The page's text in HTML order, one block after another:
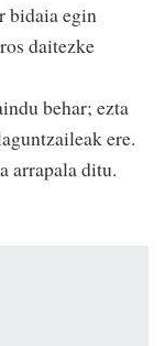
bidaia egin
daitezke
behar; ezta
ere.
arrapala ditu.